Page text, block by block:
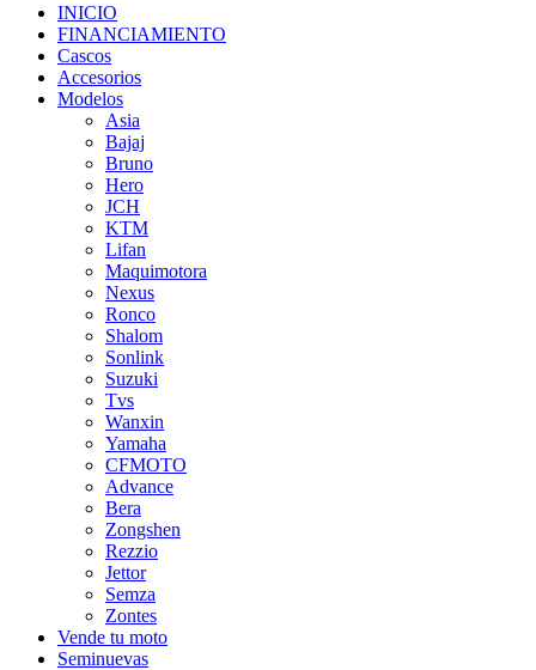
INICIO
FINANCIAMIENTO
Cascos
Accesorios
Modelos
Asia
Bajaj
Bruno
Hero
JCH
KTM
Lifan
Maquimotora
Nexus
Ronco
Shalom
Sonlink
Suzuki
Tvs
Wanxin
Yamaha
CFMOTO
Advance
Bera
Zongshen
Rezzio
Jettor
Semza
Zontes
Vende tu moto
Seminuevas